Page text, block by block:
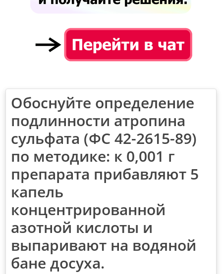
Обоснуйте определение
подлинности атропина
сульфата (ФС 42-2615-89)
по методике: к 0,001 г
препарата прибавляют 5
капель
концентрированной
азотной кислоты и
выпаривают на водяной
бане досуха.